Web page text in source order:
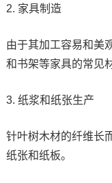
2. 家具制造
由于其加工容易和美
和书架等家具的常见
3. 纸浆和纸张生产
针叶树木材的纤维长
纸张和纸板。